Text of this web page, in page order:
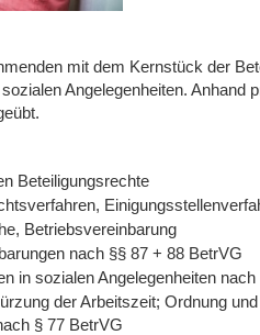
mit dem Kernstück der
Angelegenheiten. Anhand
Beteiligungsrechte
Betriebsvereinbarung
nach §§ 87 + 88 BetrVG
in sozialen Angelegenheiten
der Arbeitszeit; Ordnung
§ 77 BetrVG